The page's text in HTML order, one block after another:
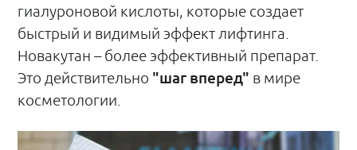
гиалуроновой кислоты, которые создает
быстрый и видимый эффект лифтинга.
Новакутан – более эффективный препарат.
Это действительно "шаг вперед" в мире
косметологии.